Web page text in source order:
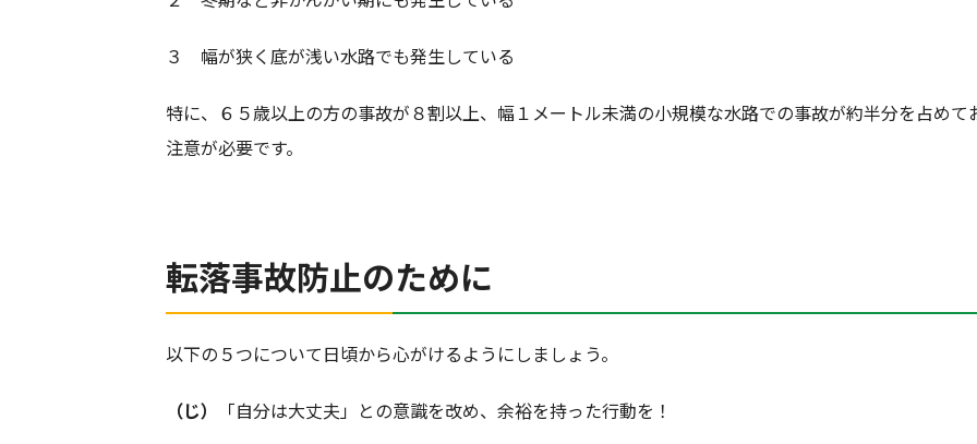
３ 幅が狭く底が浅い水路でも発生している
特に、６５歳以上の方の事故が８割以上、幅１メートル未満の小規模な水路での事故が約半分を占め
注意が必要です。
転落事故防止のために
以下の５つについて日頃から心がけるようにしましょう。
（じ） 「自分は大丈夫」との意識を改め、余裕を持った行動を！